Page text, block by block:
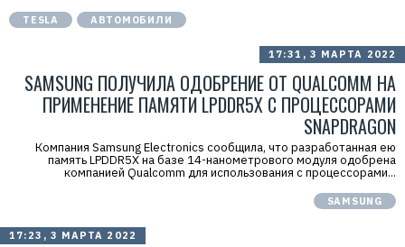
TESLA АВТОМОБИЛИ
17:31, 3 МАРТА 2022
SAMSUNG ПОЛУЧИЛА ОДОБРЕНИЕ ОТ QUALCOMM НА
ПРИМЕНЕНИЕ ПАМЯТИ LPDDR5X С ПРОЦЕССОРАМИ
SNAPDRAGON
Компания Samsung Electronics сообщила, что разработанная ею
память LPDDR5X на базе 14-нанометрового модуля одобрена
компанией Qualcomm для использования с процессорами...
SAMSUNG
17:23, 3 МАРТА 2022